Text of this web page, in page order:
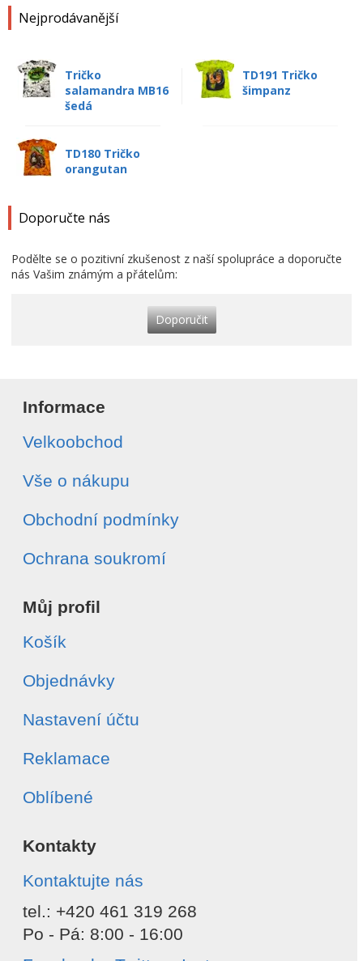
Nejprodávanější
Tričko
salamandra MB16
šedá
TD191 Tričko
šimpanz
TD180 Tričko
orangutan
Doporučte nás
Podělte se o pozitivní zkušenost z naší spolupráce a doporučte
nás Vašim známým a přátelům:
Doporučit
Informace
Velkoobchod
Vše o nákupu
Obchodní podmínky
Ochrana soukromí
Můj profil
Košík
Objednávky
Nastavení účtu
Reklamace
Oblíbené
Kontakty
Kontaktujte nás
tel.: +420 461 319 268
Po - Pá: 8:00 - 16:00